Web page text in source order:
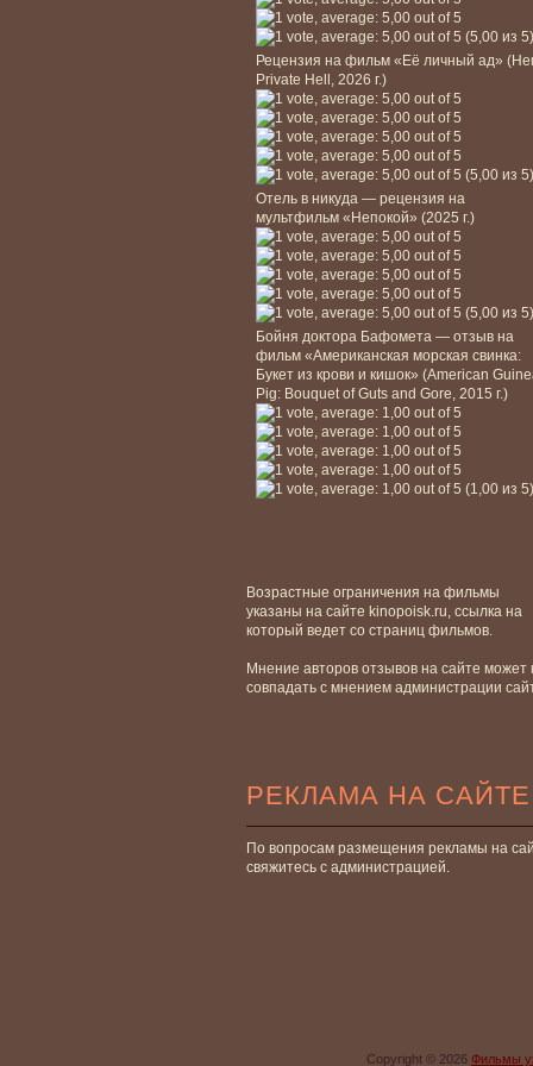
(5,00 из 5)
Рецензия на фильм «Её личный ад»
Private Hell, 2026 г.)
(5,00 из 5)
Отель в никуда — рецензия на
мультфильм «Непокой» (2025 г.)
(5,00 из 5)
Бойня доктора Бафомета — отзыв на
фильм «Американская морская свинка:
Букет из крови и кишок» (American
Pig: Bouquet of Guts and Gore, 2015 г.)
(1,00 из 5)
Возрастные ограничения на фильмы
указаны на сайте kinopoisk.ru, ссылка на
который ведет со страниц фильмов.
Мнение авторов отзывов на сайте может
совпадать с мнением администрации
РЕКЛАМА НА САЙТЕ
По вопросам размещения рекламы на
свяжитесь с администрацией.
Copyright © 2026 Фильмы